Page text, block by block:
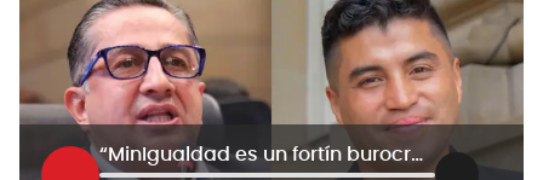
“MinIgualdad es un fortín burocrático”: congresistas Triana y Sarmiento debaten sobre su continuidad